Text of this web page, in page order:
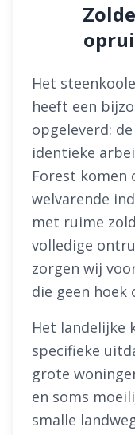
Het
heeft een
opgeleverd:
identieke
Forest komen
welvarende
met ruime
volledige
zorgen wij
die geen hoek
Het landelijke
specifieke
grote
en soms
smalle